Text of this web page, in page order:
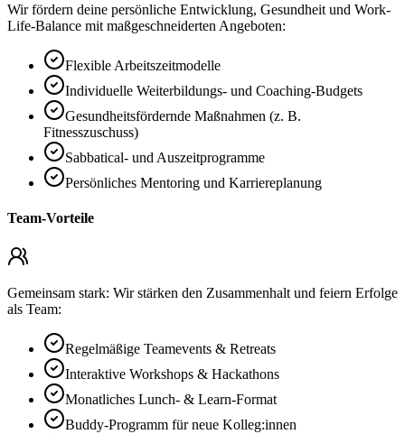
Wir fördern deine persönliche Entwicklung, Gesundheit und Work-
Life-Balance mit maßgeschneiderten Angeboten:
Flexible Arbeitszeitmodelle
Individuelle Weiterbildungs- und Coaching-Budgets
Gesundheitsfördernde Maßnahmen (z. B.
Fitnesszuschuss)
Sabbatical- und Auszeitprogramme
Persönliches Mentoring und Karriereplanung
Team-Vorteile
Gemeinsam stark: Wir stärken den Zusammenhalt und feiern Erfolge
als Team:
Regelmäßige Teamevents & Retreats
Interaktive Workshops & Hackathons
Monatliches Lunch- & Learn-Format
Buddy-Programm für neue Kolleg:innen